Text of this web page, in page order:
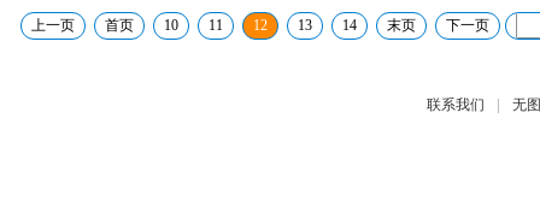
上一页 首页 10 11 12 13 14 末页 下一页
联系我们 | 无